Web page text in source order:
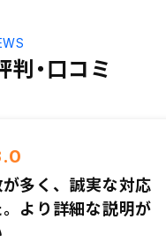
判・口コミ
多く、誠実な対応
より詳細な説明が